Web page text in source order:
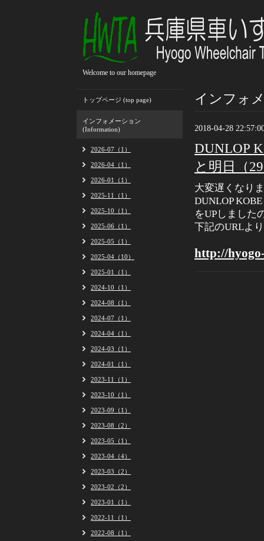
Welcome to our homepage
インフォ
2018-04-28
DUNLOP
と明日（
大変遅くなり
DUNLOP
をUPしました
下記のURLよ
http://
トップページ (top page)
インフォメーション
(Information)
2026-07（1）
2026-04（1）
2026-01（1）
2025-11（1）
2025-10（1）
2025-06（1）
2025-05（1）
2025-04（10）
2025-01（1）
2024-10（1）
2024-08（1）
2024-07（1）
2024-04（1）
2024-03（1）
2024-01（1）
2023-11（1）
2023-10（1）
2023-09（1）
2023-08（2）
2023-05（1）
2023-04（4）
2023-03（2）
2023-02（2）
2023-01（1）
2022-11（1）
2022-08（1）